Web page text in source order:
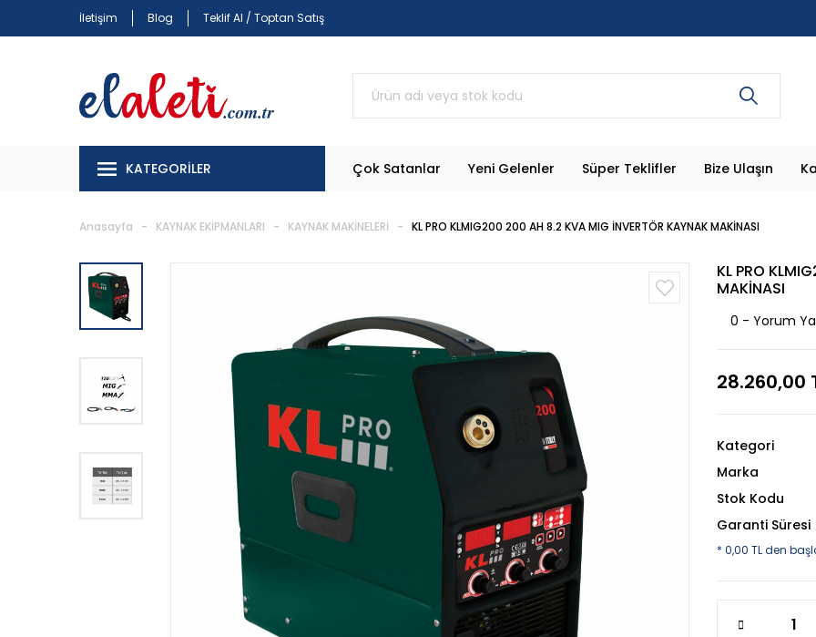
İletişim Blog Teklif Al / Toptan Satış
KATEGORİLER Çok Satanlar Yeni Gelenler Süper Teklifler Bize Ulaşın
Anasayfa KAYNAK EKİPMANLARI KAYNAK MAKİNELERİ KL PRO KLMIG200 200 AH 8.2 KVA MIG İNVERTÖR KAYNAK MAKİNASI
KL PRO
MAKİNASI
0 - Yorum
28.260,00
Kategori
Marka
Stok Kodu
Garanti Süresi
* 0,00 TL den